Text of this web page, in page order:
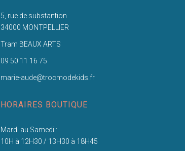
5, rue de substantion
34000 MONTPELLIER
Tram BEAUX ARTS
09 50 11 16 75
marie-aude@trocmodekids.fr
HORAIRES BOUTIQUE
Mardi au Samedi :
10H à 12H30 / 13H30 à 18H45